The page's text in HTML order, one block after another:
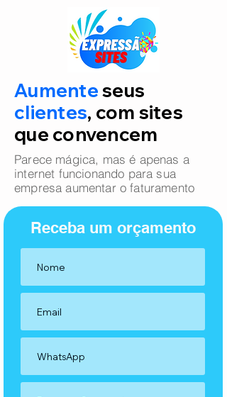
Aumenteseus
clientes, com sites
que convencem
Parece mágica, mas é apenas a
internet funcionando para sua
empresa aumentar o faturamento
Receba um orçamento